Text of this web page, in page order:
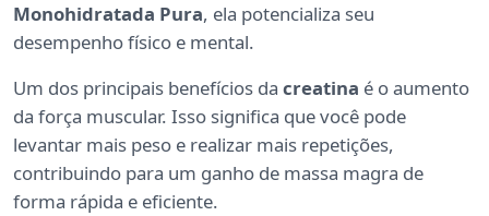
Monohidratada Pura, ela potencializa seu
desempenho físico e mental.
Um dos principais benefícios da creatina é o aumento
da força muscular. Isso significa que você pode
levantar mais peso e realizar mais repetições,
contribuindo para um ganho de massa magra de
forma rápida e eficiente.